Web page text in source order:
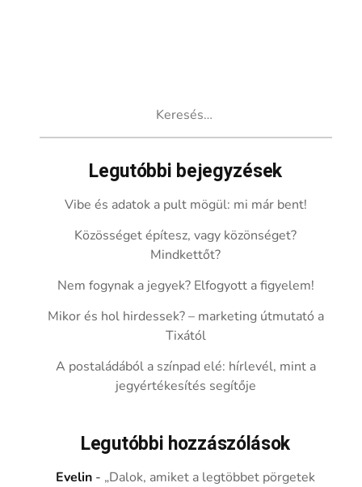
Legutóbbi bejegyzések
Vibe és adatok a pult mögül: mi már bent!
Közösséget építesz, vagy közönséget?
Mindkettőt?
Nem fogynak a jegyek? Elfogyott a figyelem!
Mikor és hol hirdessek? – marketing útmutató a
Tixától
A postaládából a színpad elé: hírlevél, mint a
jegyértékesítés segítője
Legutóbbi hozzászólások
Evelin - „Dalok, amiket a legtöbbet pörgetek